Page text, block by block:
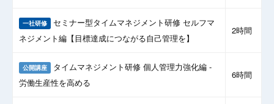
一社研修 セミナー型タイムマネジメント研修 セルフマ
ネジメント編【目標達成につながる自己管理を】
2時間
公開講座 タイムマネジメント研修 個人管理力強化編 -
労働生産性を高める
6時間